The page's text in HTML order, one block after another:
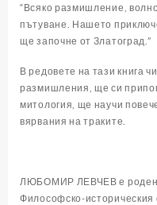
“Всяко размишление,
пътуване. Нашето
ще започне от Златоград.”
В редовете на тази книга
размишления, ще си
митология, ще научи
вярвания на траките.
ЛЮБОМИР ЛЕВЧЕВ е роден
Философско-